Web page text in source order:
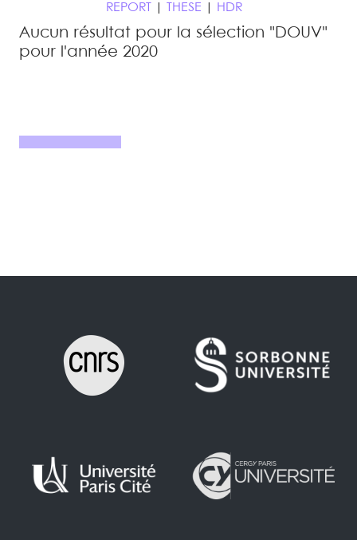
REPORT
THESE HDR
Aucun résultat pour la sélection "DOUV"
pour l'année 2020